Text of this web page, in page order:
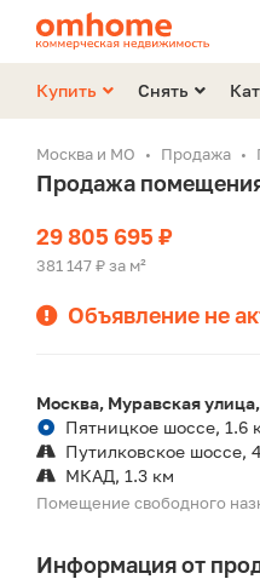
Купить Снять
Москва и МО Продажа
Продажа
29 805 695 ₽
381 147 ₽ за м²
Объявление не
Москва, Муравская
Пятницкое шоссе, 1.6
Путилковское шоссе,
МКАД, 1.3 км
Помещение свободного
Информация от